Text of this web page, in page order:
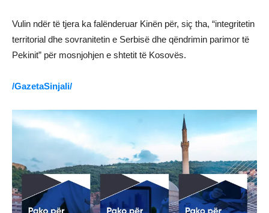
Vulin ndër të tjera ka falënderuar Kinën për, siç tha, “integritetin
territorial dhe sovranitetin e Serbisë dhe qëndrimin parimor të
Pekinit” për mosnjohjen e shtetit të Kosovës.
/GazetaSinjali/